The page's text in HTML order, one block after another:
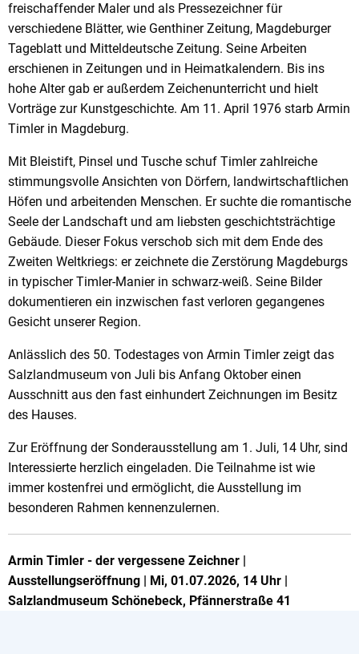
freischaffender Maler und als Pressezeichner für
verschiedene Blätter, wie Genthiner Zeitung, Magdeburger
Tageblatt und Mitteldeutsche Zeitung. Seine Arbeiten
erschienen in Zeitungen und in Heimatkalendern. Bis ins
hohe Alter gab er außerdem Zeichenunterricht und hielt
Vorträge zur Kunstgeschichte. Am 11. April 1976 starb Armin
Timler in Magdeburg.
Mit Bleistift, Pinsel und Tusche schuf Timler zahlreiche
stimmungsvolle Ansichten von Dörfern, landwirtschaftlichen
Höfen und arbeitenden Menschen. Er suchte die romantische
Seele der Landschaft und am liebsten geschichtsträchtige
Gebäude. Dieser Fokus verschob sich mit dem Ende des
Zweiten Weltkriegs: er zeichnete die Zerstörung Magdeburgs
in typischer Timler-Manier in schwarz-weiß. Seine Bilder
dokumentieren ein inzwischen fast verloren gegangenes
Gesicht unserer Region.
Anlässlich des 50. Todestages von Armin Timler zeigt das
Salzlandmuseum von Juli bis Anfang Oktober einen
Ausschnitt aus den fast einhundert Zeichnungen im Besitz
des Hauses.
Zur Eröffnung der Sonderausstellung am 1. Juli, 14 Uhr, sind
Interessierte herzlich eingeladen. Die Teilnahme ist wie
immer kostenfrei und ermöglicht, die Ausstellung im
besonderen Rahmen kennenzulernen.
Armin Timler - der vergessene Zeichner |
Ausstellungseröffnung | Mi, 01.07.2026, 14 Uhr |
Salzlandmuseum Schönebeck, Pfännerstraße 41